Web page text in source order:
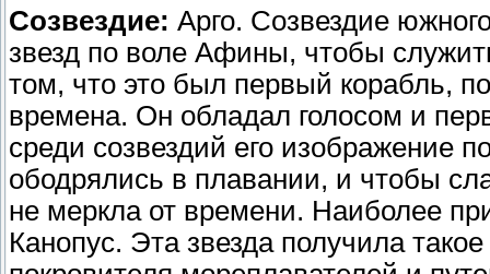
Созвездие: Арго. Созвездие
звезд по воле Афины, чтобы
том, что это был первый корабль,
времена. Он обладал голосом и
среди созвездий его изображение
ободрялись в плавании, и чтобы
не меркла от времени. Наиболее
Канопус. Эта звезда получила